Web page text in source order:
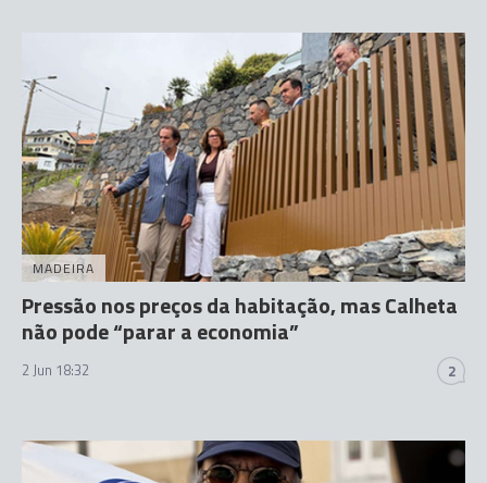
MADEIRA
Pressão nos preços da habitação, mas Calheta
não pode “parar a economia”
2 Jun 18:32 2